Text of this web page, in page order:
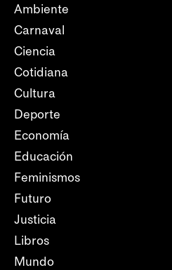
Ambiente
Carnaval
Ciencia
Cotidiana
Cultura
Deporte
Economía
Educación
Feminismos
Futuro
Justicia
Libros
Mundo